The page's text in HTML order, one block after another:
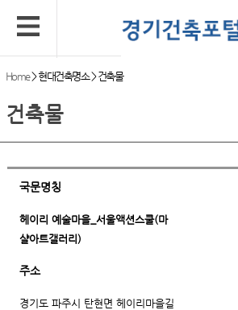
Home>현대건축명소>건축물
건축물
국문명칭
헤이리 예술마을_서울액션스쿨(마
샬아트갤러리)
주소
경기도 파주시 탄현면 헤이리마을길